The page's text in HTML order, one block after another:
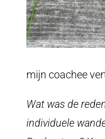
mijn coachee
Wat was de
individuele